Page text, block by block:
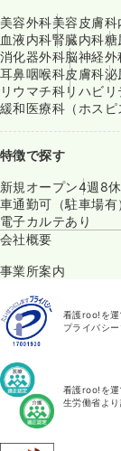
美容外科美容皮膚科
血液内科腎臓内科糖
消化器外科脳神経外
耳鼻咽喉科皮膚科泌
リウマチ科リハビ
緩和医療科（ホスピ
特徴で探す
新規オープン4週8
車通勤可（駐車場有
電子カルテあり
会社概要
事業所案内
看護roo!を運
プライバシ
看護roo!を運
生労働省より